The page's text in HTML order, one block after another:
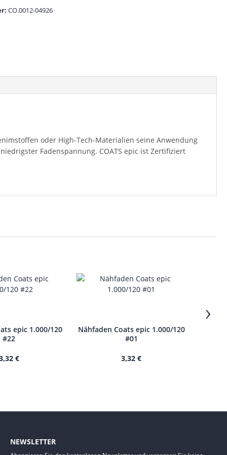
CO.0012-04926
oder High-Tech-Materialien seine Anwendung
Fadenspannung. COATS epic ist Zertifiziert
epic 1.000/120
#22
€
Nähfaden Coats epic 1.000/120
#01
3,32 €
›
NEWSLETTER